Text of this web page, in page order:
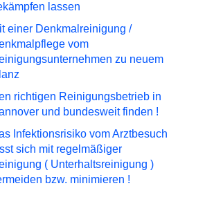
lassen
einer Denkmalreinigung /
vom
zu neuem
richtigen Reinigungsbetrieb in
und bundesweit finden !
Infektionsrisiko vom Arztbesuch
sich mit regelmäßiger
( Unterhaltsreinigung )
bzw. minimieren !